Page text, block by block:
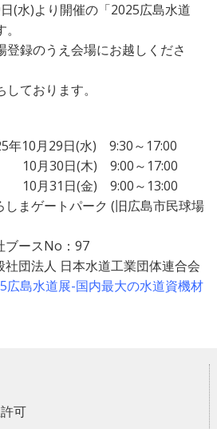
(水)より開催の「2025広島水道
録のうえ会場にお越しくださ
ております。
年10月29日(水) 9:30～17:00
10月30日(木) 9:00～17:00
10月31日(金) 9:00～13:00
しまゲートパーク (旧広島市民球場
ブースNo：97
社団法人 日本水道工業団体連合会
広島水道展-国内最大の水道資機材
可